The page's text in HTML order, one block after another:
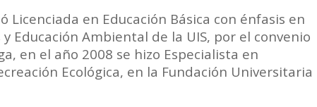
Licenciada en Educación Básica con énfasis en
Educación Ambiental de la UIS, por el convenio
en el año 2008 se hizo Especialista en
Ecológica, en la Fundación Universitaria